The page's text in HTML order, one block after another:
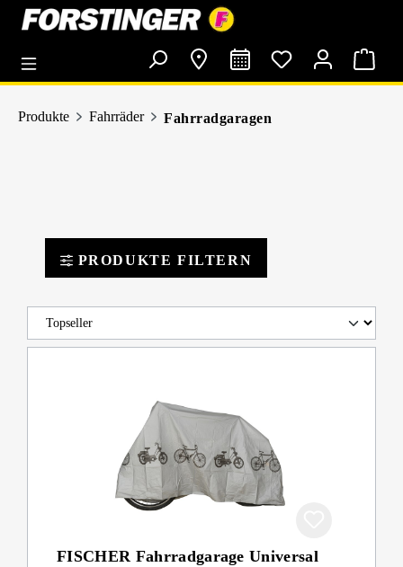
springen
Produkte Fahrräder Fahrradgaragen
PRODUKTE FILTERN
FISCHER Fahrradgarage Universal